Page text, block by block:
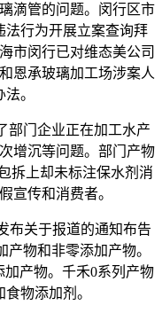
滴管的问题。闵行区市
法行为开展立案查询拜
市闵行已对维态美公司
恩承玻璃加工场涉案人
。
门企业正在加工水产
增沉等问题。部门产物
拆上却未标注保水剂消
宣传和消费者。
关于报道的通知布告
产物和非零添加产物。
加产物。千禾0系列产物
物添加剂。